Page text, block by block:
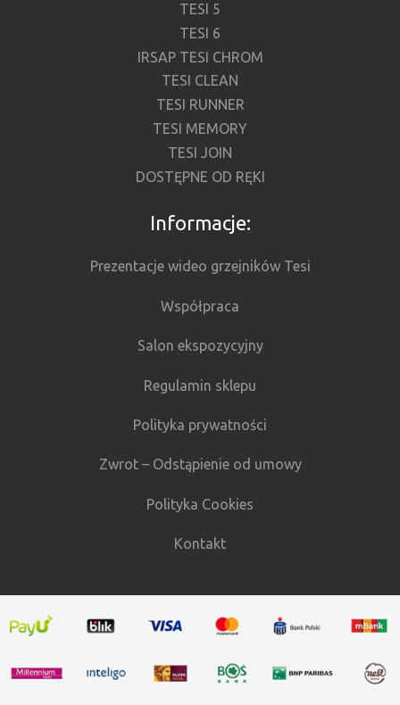
TESI 5
TESI 6
IRSAP TESI CHROM
TESI CLEAN
TESI RUNNER
TESI MEMORY
TESI JOIN
DOSTĘPNE OD RĘKI
Informacje:
Prezentacje wideo grzejników Tesi
Współpraca
Salon ekspozycyjny
Regulamin sklepu
Polityka prywatności
Zwrot – Odstąpienie od umowy
Polityka Cookies
Kontakt